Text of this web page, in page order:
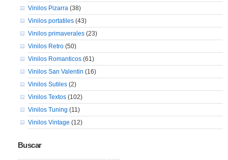
Vinilos Pizarra(38)
Vinilos portatiles(43)
Vinilos primaverales(23)
Vinilos Retro(50)
Vinilos Romanticos(61)
Vinilos San Valentin (16)
Vinilos Sutiles(2)
Vinilos Textos(102)
Vinilos Tuning (11)
Vinilos Vintage (12)
Buscar